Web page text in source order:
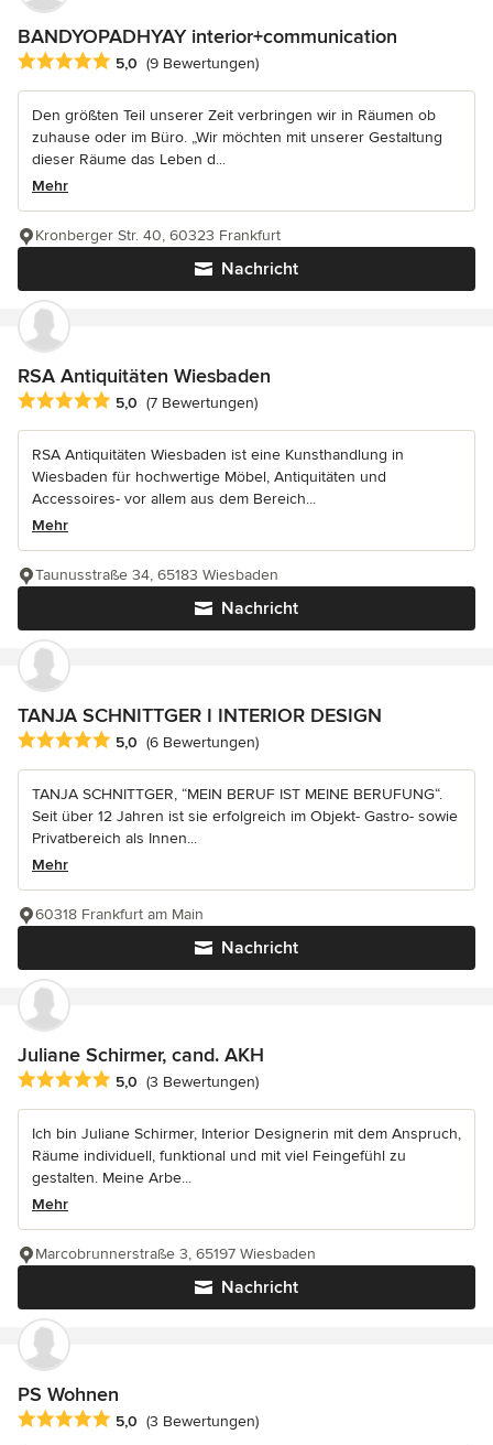
BANDYOPADHYAY interior+communication
Durchschnittliche Bewertung: 5 von 5 Sternen
5,0 (9 Bewertungen)
Den größten Teil unserer Zeit verbringen wir in Räumen ob
zuhause oder im Büro. „Wir möchten mit unserer Gestaltung
dieser Räume das Leben d...
Mehr
Nachricht
Kronberger Str. 40, 60323 Frankfurt
RSA Antiquitäten Wiesbaden
Durchschnittliche Bewertung: 5 von 5 Sternen
5,0 (7 Bewertungen)
RSA Antiquitäten Wiesbaden ist eine Kunsthandlung in
Wiesbaden für hochwertige Möbel, Antiquitäten und
Accessoires- vor allem aus dem Bereich...
Mehr
Nachricht
Taunusstraße 34, 65183 Wiesbaden
TANJA SCHNITTGER I INTERIOR DESIGN
Durchschnittliche Bewertung: 5 von 5 Sternen
5,0 (6 Bewertungen)
TANJA SCHNITTGER, “MEIN BERUF IST MEINE BERUFUNG“.
Seit über 12 Jahren ist sie erfolgreich im Objekt- Gastro- sowie
Privatbereich als Innen...
Mehr
Nachricht
60318 Frankfurt am Main
Juliane Schirmer, cand. AKH
Durchschnittliche Bewertung: 5 von 5 Sternen
5,0 (3 Bewertungen)
Ich bin Juliane Schirmer, Interior Designerin mit dem Anspruch,
Räume individuell, funktional und mit viel Feingefühl zu
gestalten. Meine Arbe...
Mehr
Nachricht
Marcobrunnerstraße 3, 65197 Wiesbaden
PS Wohnen
Durchschnittliche Bewertung: 5 von 5 Sternen
5,0 (3 Bewertungen)